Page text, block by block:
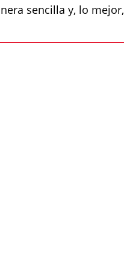
sencilla y, lo mejor,